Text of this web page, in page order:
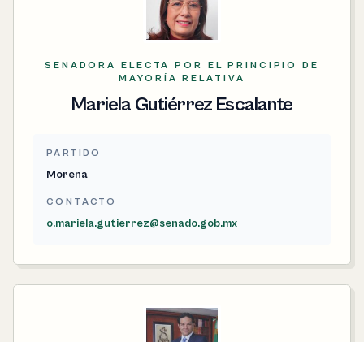
SENADORA ELECTA POR EL PRINCIPIO DE
MAYORÍA RELATIVA
Mariela Gutiérrez Escalante
PARTIDO
Morena
CONTACTO
o.mariela.gutierrez@senado.gob.mx